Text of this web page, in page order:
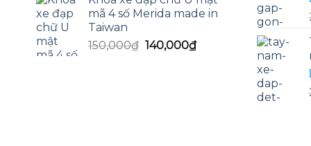
là:
130,000₫.
tại
là:
mã 4 số Merida made in
Taiwan
150,000₫ Giá
140,000₫Giá